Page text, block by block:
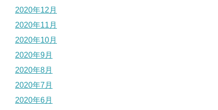
2020年12月
2020年11月
2020年10月
2020年9月
2020年8月
2020年7月
2020年6月